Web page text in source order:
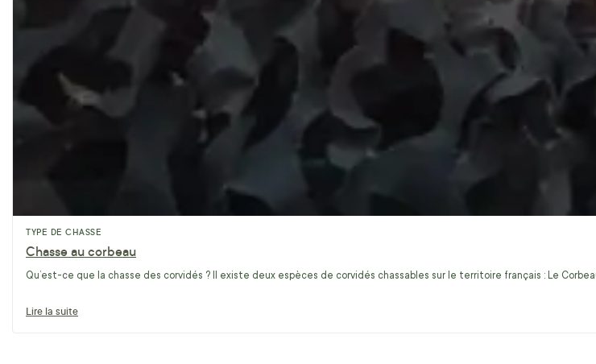
TYPE DE CHASSE
Chasse au corbeau
Qu’est-ce que la chasse des corvidés ? Il existe deux espèces de corvidés chassables sur le territoire français : Le
Lire la suite